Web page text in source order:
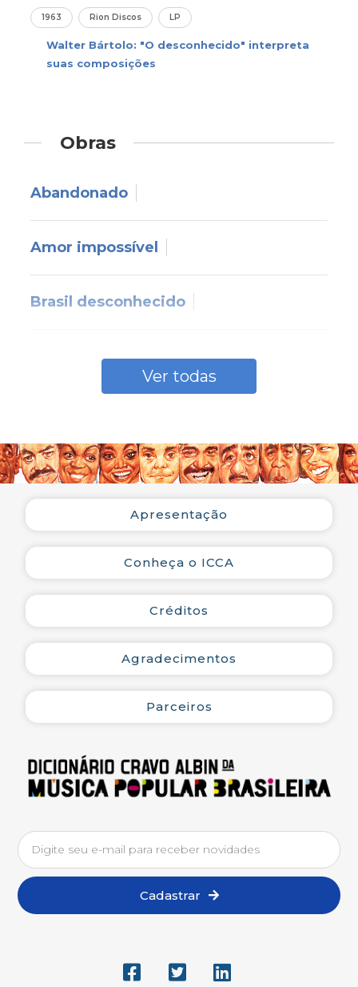
1963 Rion Discos LP
Walter Bártolo: "O desconhecido" interpreta
suas composições
Obras
Abandonado
Amor impossível
Brasil desconhecido
Errei
Marcha do patronato
Não tenho amor
Patronato
Ver todas
Apresentação
Conheça o ICCA
Créditos
Agradecimentos
Parceiros
Cadastrar